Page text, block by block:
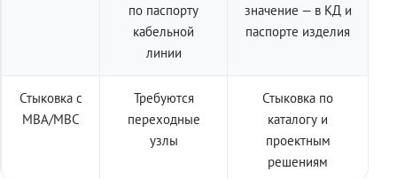
по паспорту
кабельной
линии
значение — в КД и
паспорте изделия
Стыковка с
МВА/МВС
Требуются
переходные
узлы
Стыковка по
каталогу и
проектным
решениям